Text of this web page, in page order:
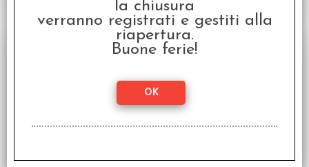
la chiusura
verranno registrati e gestiti alla
riapertura.
Buone ferie!